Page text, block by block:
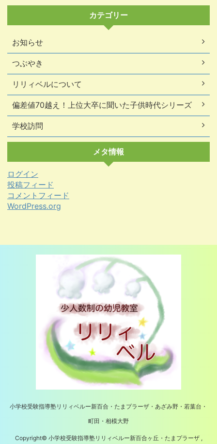
カテゴリー
お知らせ
つぶやき
リリィベルについて
偏差値70越え！上位大卒に聞いた子供時代シリーズ
学校訪問
メタ情報
ログイン
投稿フィード
コメントフィード
WordPress.org
小学校受験指導塾リリィベルー新百合・たまプラーザ・あざみ野・若葉台・
町田・相模大野
Copyright© 小学校受験指導塾リリィベルー新百合ヶ丘・たまプラーザ ,